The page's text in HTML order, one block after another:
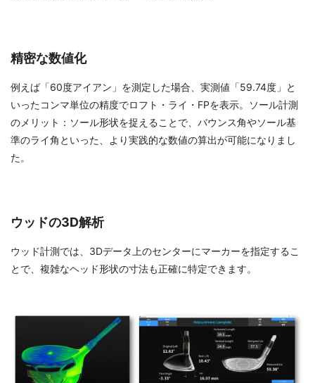
精密な数値化
例えば「60度アイアン」を測定した場合、実測値「59.74度」と
いったコンマ単位の精度でロフト・ライ・FPを表示。ソール計測
のメリット：ソール形状を捉えることで、バウンス角やソール基
準のライ角といった、より実践的な数値の算出が可能になりまし
た。
ウッドの3D解析
ウッド計測では、3Dデータ上のセンターにマーカーを指定するこ
とで、複雑なヘッド形状の寸法も正確に特定できます。